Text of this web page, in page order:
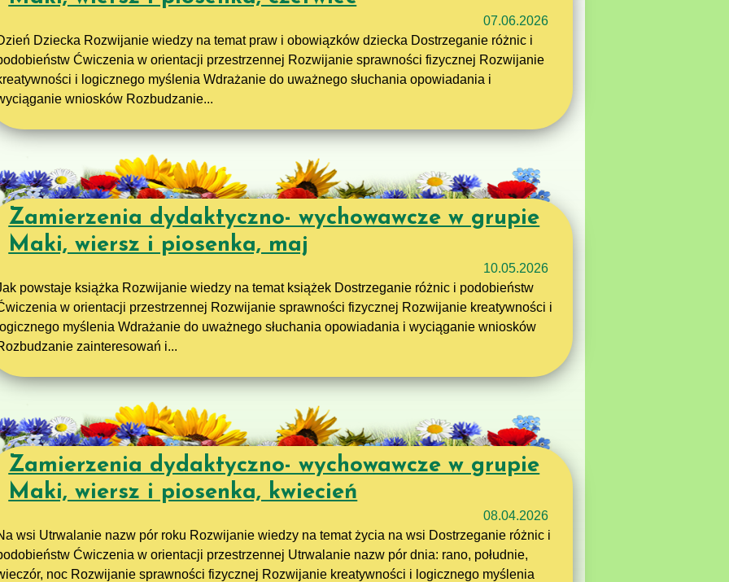
07.06.2026
Dziecka Rozwijanie wiedzy na temat praw i obowiązków dziecka Dostrzeganie różnic i
Ćwiczenia w orientacji przestrzennej Rozwijanie sprawności fizycznej Rozwijanie
i logicznego myślenia Wdrażanie do uważnego słuchania opowiadania i
wniosków Rozbudzanie...
Zamierzenia dydaktyczno- wychowawcze w grupie
Maki, wiersz i piosenka, maj
10.05.2026
powstaje książka Rozwijanie wiedzy na temat książek Dostrzeganie różnic i podobieństw
w orientacji przestrzennej Rozwijanie sprawności fizycznej Rozwijanie kreatywności i
myślenia Wdrażanie do uważnego słuchania opowiadania i wyciąganie wniosków
zainteresowań i...
Zamierzenia dydaktyczno- wychowawcze w grupie
Maki, wiersz i piosenka, kwiecień
08.04.2026
wsi Utrwalanie nazw pór roku Rozwijanie wiedzy na temat życia na wsi Dostrzeganie różnic i
Ćwiczenia w orientacji przestrzennej Utrwalanie nazw pór dnia: rano, południe,
noc Rozwijanie sprawności fizycznej Rozwijanie kreatywności i logicznego myślenia